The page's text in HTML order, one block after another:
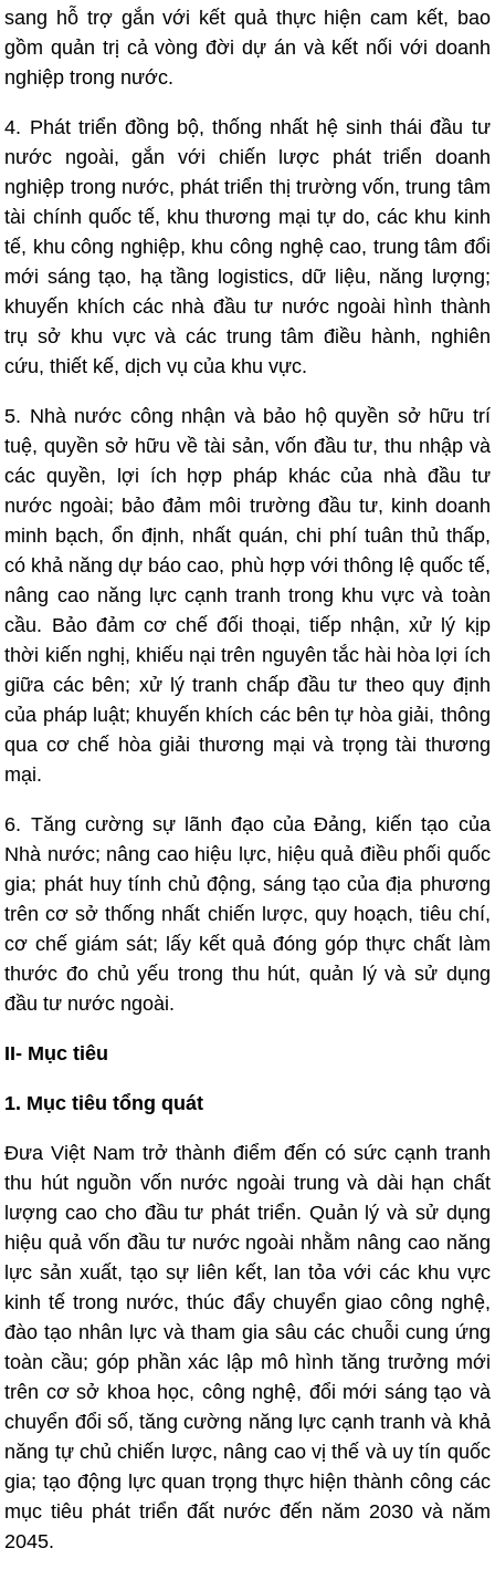
sang hỗ trợ gắn với kết quả thực hiện cam kết, bao
gồm quản trị cả vòng đời dự án và kết nối với doanh
nghiệp trong nước.
4. Phát triển đồng bộ, thống nhất hệ sinh thái đầu tư
nước ngoài, gắn với chiến lược phát triển doanh
nghiệp trong nước, phát triển thị trường vốn, trung tâm
tài chính quốc tế, khu thương mại tự do, các khu kinh
tế, khu công nghiệp, khu công nghệ cao, trung tâm đổi
mới sáng tạo, hạ tầng logistics, dữ liệu, năng lượng;
khuyến khích các nhà đầu tư nước ngoài hình thành
trụ sở khu vực và các trung tâm điều hành, nghiên
cứu, thiết kế, dịch vụ của khu vực.
5. Nhà nước công nhận và bảo hộ quyền sở hữu trí
tuệ, quyền sở hữu về tài sản, vốn đầu tư, thu nhập và
các quyền, lợi ích hợp pháp khác của nhà đầu tư
nước ngoài; bảo đảm môi trường đầu tư, kinh doanh
minh bạch, ổn định, nhất quán, chi phí tuân thủ thấp,
có khả năng dự báo cao, phù hợp với thông lệ quốc tế,
nâng cao năng lực cạnh tranh trong khu vực và toàn
cầu. Bảo đảm cơ chế đối thoại, tiếp nhận, xử lý kịp
thời kiến nghị, khiếu nại trên nguyên tắc hài hòa lợi ích
giữa các bên; xử lý tranh chấp đầu tư theo quy định
của pháp luật; khuyến khích các bên tự hòa giải, thông
qua cơ chế hòa giải thương mại và trọng tài thương
mại.
6. Tăng cường sự lãnh đạo của Đảng, kiến tạo của
Nhà nước; nâng cao hiệu lực, hiệu quả điều phối quốc
gia; phát huy tính chủ động, sáng tạo của địa phương
trên cơ sở thống nhất chiến lược, quy hoạch, tiêu chí,
cơ chế giám sát; lấy kết quả đóng góp thực chất làm
thước đo chủ yếu trong thu hút, quản lý và sử dụng
đầu tư nước ngoài.
II- Mục tiêu
1. Mục tiêu tổng quát
Đưa Việt Nam trở thành điểm đến có sức cạnh tranh
thu hút nguồn vốn nước ngoài trung và dài hạn chất
lượng cao cho đầu tư phát triển. Quản lý và sử dụng
hiệu quả vốn đầu tư nước ngoài nhằm nâng cao năng
lực sản xuất, tạo sự liên kết, lan tỏa với các khu vực
kinh tế trong nước, thúc đẩy chuyển giao công nghệ,
đào tạo nhân lực và tham gia sâu các chuỗi cung ứng
toàn cầu; góp phần xác lập mô hình tăng trưởng mới
trên cơ sở khoa học, công nghệ, đổi mới sáng tạo và
chuyển đổi số, tăng cường năng lực cạnh tranh và khả
năng tự chủ chiến lược, nâng cao vị thế và uy tín quốc
gia; tạo động lực quan trọng thực hiện thành công các
mục tiêu phát triển đất nước đến năm 2030 và năm
2045.